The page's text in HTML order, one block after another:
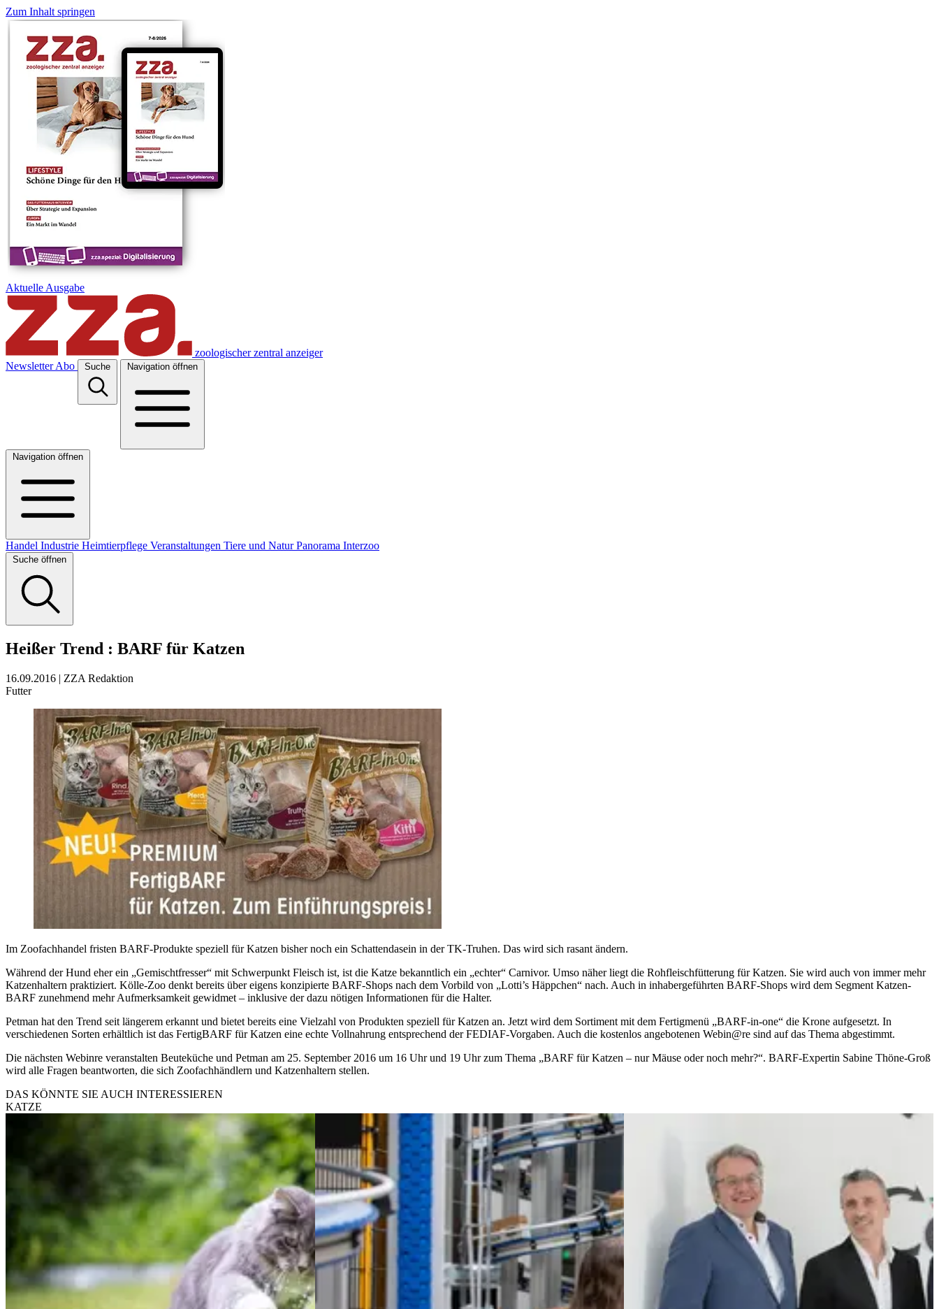
Zum Inhalt springen
Aktuelle Ausgabe
zoologischer zentral anzeiger
Newsletter Abo Suche Navigation öffnen
Navigation öffnen
Handel Industrie Heimtierpflege Veranstaltungen Tiere und NaturPanorama Interzoo
Suche öffnen
Heißer Trend : BARF für Katzen
16.09.2016 | ZZA Redaktion
Futter
Im Zoofachhandel fristen BARF-Produkte speziell für Katzen bisher noch ein Schattendasein in der TK-Truhen. Das wird sich rasant ändern.
Während der Hund eher ein „Gemischtfresser“ mit Schwerpunkt Fleisch ist, ist die Katze bekanntlich ein „echter“ Carnivor. Umso näher liegt die Rohfleischfütterung für Katzen. Sie wird auch von immer mehr
Katzenhaltern praktiziert. Kölle-Zoo denkt bereits über eigens konzipierte BARF-Shops nach dem Vorbild von „Lotti’s Häppchen“ nach. Auch in inhabergeführten BARF-Shops wird dem Segment Katzen-
BARF zunehmend mehr Aufmerksamkeit gewidmet – inklusive der dazu nötigen Informationen für die Halter.
Petman hat den Trend seit längerem erkannt und bietet bereits eine Vielzahl von Produkten speziell für Katzen an. Jetzt wird dem Sortiment mit dem Fertigmenü „BARF-in-one“ die Krone aufgesetzt. In
verschiedenen Sorten erhältlich ist das FertigBARF für Katzen eine echte Vollnahrung entsprechend der FEDIAF-Vorgaben. Auch die kostenlos angebotenen Webin@re sind auf das Thema abgestimmt.
Die nächsten Webinre veranstalten Beuteküche und Petman am 25. September 2016 um 16 Uhr und 19 Uhr zum Thema „BARF für Katzen – nur Mäuse oder noch mehr?“. BARF-Expertin Sabine Thöne-Groß
wird alle Fragen beantworten, die sich Zoofachhändlern und Katzenhaltern stellen.
DAS KÖNNTE SIE AUCH INTERESSIEREN
KATZE